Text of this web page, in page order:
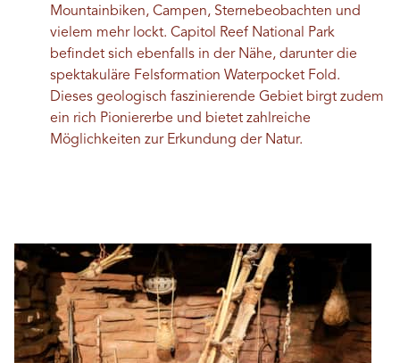
Mountainbiken, Campen, Sternebeobachten und
vielem mehr lockt. Capitol Reef National Park
befindet sich ebenfalls in der Nähe, darunter die
spektakuläre Felsformation Waterpocket Fold.
Dieses geologisch faszinierende Gebiet birgt zudem
ein rich Pioniererbe und bietet zahlreiche
Möglichkeiten zur Erkundung der Natur.